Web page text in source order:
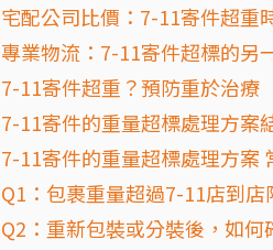
宅配公司比價：7-11寄件超重
專業物流：7-11寄件超標的另
7-11寄件超重？預防重於治療
7-11寄件的重量超標處理方案
7-11寄件的重量超標處理方案
Q1：包裹重量超過7-11店到店
Q2：重新包裝或分裝後，如何